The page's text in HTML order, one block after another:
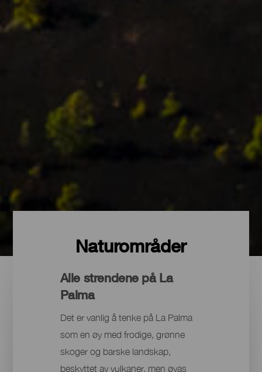
Naturområder
Alle strendene på La
Palma
Det er vanlig å tenke på La Palma
som en øy med frodige, grønne
skoger og barske landskap,
beskyttet av vulkaner, men øyas